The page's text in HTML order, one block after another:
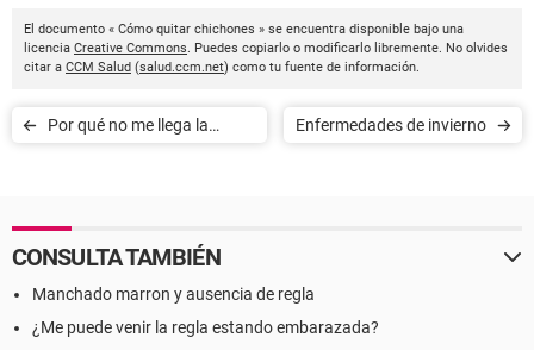
El documento « Cómo quitar chichones » se encuentra disponible bajo una
licencia Creative Commons. Puedes copiarlo o modificarlo libremente. No olvides
citar a CCM Salud (salud.ccm.net) como tu fuente de información.
Por qué no me llega la
Enfermedades de invierno
CONSULTA TAMBIÉN
Manchado marron y ausencia de regla
¿Me puede venir la regla estando embarazada?